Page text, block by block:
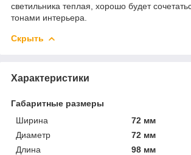
светильника теплая, хорошо будет
тонами интерьера.
Скрыть
Характеристики
Габаритные размеры
Ширина
72 мм
Диаметр
72 мм
Длина
98 мм